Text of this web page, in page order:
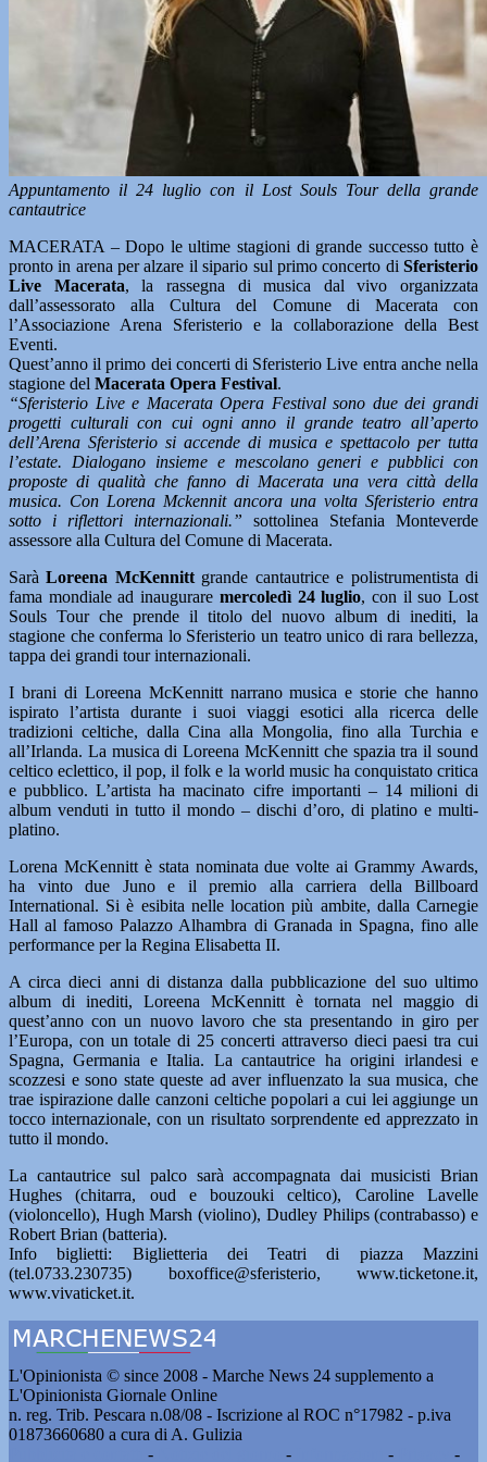
Appuntamento il 24 luglio con il Lost Souls Tour della grande
cantautrice
MACERATA – Dopo le ultime stagioni di grande successo tutto è
pronto in arena per alzare il sipario sul primo concerto di Sferisterio
Live Macerata, la rassegna di musica dal vivo organizzata
dall’assessorato alla Cultura del Comune di Macerata con
l’Associazione Arena Sferisterio e la collaborazione della Best
Eventi.
Quest’anno il primo dei concerti di Sferisterio Live entra anche nella
stagione del Macerata Opera Festival.
“Sferisterio Live e Macerata Opera Festival sono due dei grandi
progetti culturali con cui ogni anno il grande teatro all’aperto
dell’Arena Sferisterio si accende di musica e spettacolo per tutta
l’estate. Dialogano insieme e mescolano generi e pubblici con
proposte di qualità che fanno di Macerata una vera città della
musica. Con Lorena Mckennit ancora una volta Sferisterio entra
sotto i riflettori internazionali.” sottolinea Stefania Monteverde
assessore alla Cultura del Comune di Macerata.
SaràLoreena McKennittgrande cantautrice e polistrumentista di
fama mondiale ad inaugurare mercoledì 24 luglio, con il suo Lost
Souls Tour che prende il titolo del nuovo album di inediti, la
stagione che conferma lo Sferisterio un teatro unico di rara bellezza,
tappa dei grandi tour internazionali.
I brani di Loreena McKennitt narrano musica e storie che hanno
ispirato l’artista durante i suoi viaggi esotici alla ricerca delle
tradizioni celtiche, dalla Cina alla Mongolia, fino alla Turchia e
all’Irlanda. La musica di Loreena McKennitt che spazia tra il sound
celtico eclettico, il pop, il folk e la world music ha conquistato critica
e pubblico. L’artista ha macinato cifre importanti – 14 milioni di
album venduti in tutto il mondo – dischi d’oro, di platino e multi-
platino.
Lorena McKennitt è stata nominata due volte ai Grammy Awards,
ha vinto due Juno e il premio alla carriera della Billboard
International. Si è esibita nelle location più ambite, dalla Carnegie
Hall al famoso Palazzo Alhambra di Granada in Spagna, fino alle
performance per la Regina Elisabetta II.
A circa dieci anni di distanza dalla pubblicazione del suo ultimo
album di inediti, Loreena McKennitt è tornata nel maggio di
quest’anno con un nuovo lavoro che sta presentando in giro per
l’Europa, con un totale di 25 concerti attraverso dieci paesi tra cui
Spagna, Germania e Italia. La cantautrice ha origini irlandesi e
scozzesi e sono state queste ad aver influenzato la sua musica, che
trae ispirazione dalle canzoni celtiche popolari a cui lei aggiunge un
tocco internazionale, con un risultato sorprendente ed apprezzato in
tutto il mondo.
La cantautrice sul palco sarà accompagnata dai musicisti Brian
Hughes (chitarra, oud e bouzouki celtico), Caroline Lavelle
(violoncello), Hugh Marsh (violino), Dudley Philips (contrabasso) e
Robert Brian (batteria).
Info biglietti: Biglietteria dei Teatri di piazza Mazzini
(tel.0733.230735) boxoffice@sferisterio, www.ticketone.it,
www.vivaticket.it.
L'Opinionista © since 2008 - Marche News 24 supplemento a
L'Opinionista Giornale Online
n. reg. Trib. Pescara n.08/08 - Iscrizione al ROC n°17982 - p.iva
01873660680 a cura di A. Gulizia
- - -
-